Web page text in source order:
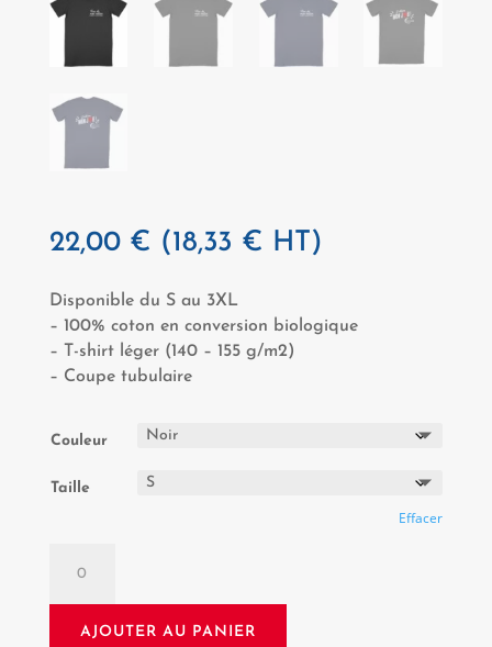
22,00 € (18,33 € HT)
Disponible du S au 3XL
– 100% coton en conversion biologique
– T-shirt léger (140 – 155 g/m2)
– Coupe tubulaire
Couleur
Taille
Effacer
T-
AJOUTER AU PANIER